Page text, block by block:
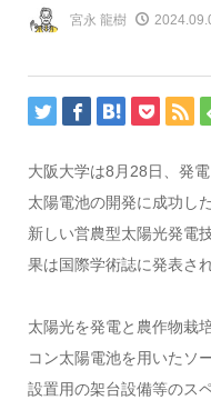
宮永 龍樹
大阪大学は8月28日、発
太陽電池の開発に成功し
新しい営農型太陽光発電
果は国際学術誌に発表され
太陽光を発電と農作物栽
コン太陽電池を用いたソ
設置用の架台設備等のス